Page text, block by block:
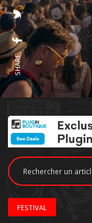
SHARE:
FESTIVAL